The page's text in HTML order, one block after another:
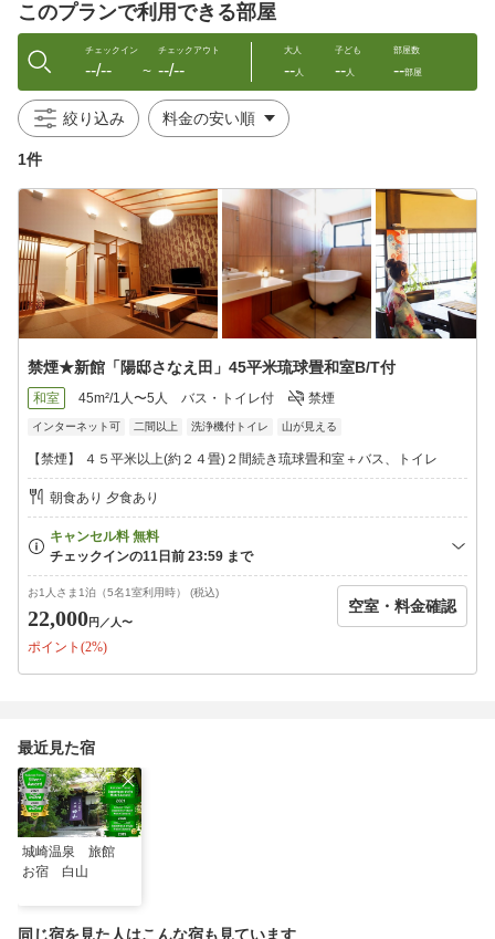
【重要お知らせ】
原油価格高騰に伴い省エネの観点から、ご宿泊人数に伴い
貸切温泉ご利用時間最終時間/貸切温泉数を変更する場合もござい
ますので、ご理解を賜りたいと存じます。
【夕食お品書き】
2、鮑、鮮魚造り
3、但馬牛朴葉焼き
4、但馬牛しゃぶしゃぶ小鍋50g
5、秋茄子あられ田楽
6、茹で香住カニ
7、そばしゃぶ
8、秋茸と名残はも土瓶蒸
9、東さんの手作りプリン
季節により多少変更がございます。
◆エステの予約は宿泊日の３日前までにお電話まで〜
フェイシャルコース・ホ゛テ゛ィコース・オールコースの3コース
7，700〜17，600（税込み）
◆湯めぐり送迎＆外湯無料券
◆無料Ｐ６０
このプランで利用できる部屋
チェックイン
--/-- 〜
チェックアウト
--/--
大人
--人
子ども
--人
部屋数
--部屋
絞り込み
1件
禁煙★新館「陽邸さなえ田」45平米琉球畳和室B/T付
和室 45m²/1人〜5人 バス・トイレ付 禁煙
インターネット可 二間以上 洗浄機付トイレ 山が見える
【禁煙】 ４５平米以上(約２４畳)２間続き琉球畳和室＋バス、トイレ
朝食あり 夕食あり
お1人さま1泊（5名1室利用時） (税込)
22,000円 ／人〜
ポイント(2%)
空室・料金確認
最近見た宿
城崎温泉 旅館
お宿 白山
同じ宿を見た人はこんな宿も見ています